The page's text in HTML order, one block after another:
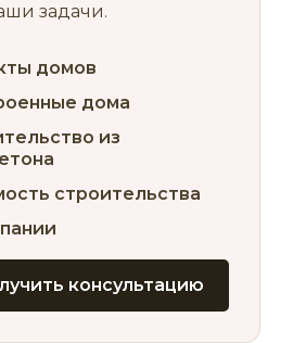
задачи.
домов
дома
из
строительства
консультацию